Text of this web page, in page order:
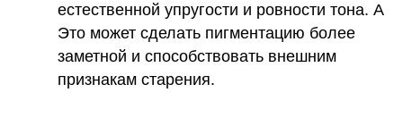
естественной упругости и ровности тона. А
Это может сделать пигментацию более
заметной и способствовать внешним
признакам старения.